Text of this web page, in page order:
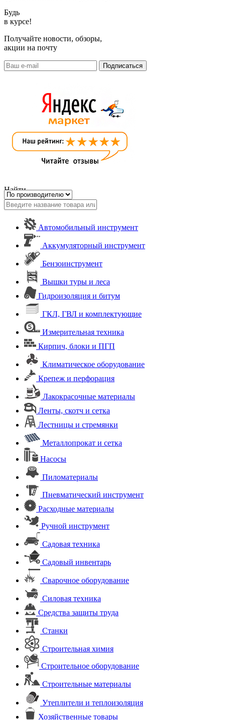
Будь
в курсе!
Получайте новости, обзоры,
акции на почту
Найти
Автомобильный инструмент
Аккумуляторный инструмент
Бензоинструмент
Вышки туры и леса
Гидроизоляция и битум
ГКЛ, ГВЛ и комплектующие
Измерительная техника
Кирпич, блоки и ПГП
Климатическое оборудование
Крепеж и перфорация
Лакокрасочные материалы
Ленты, скотч и сетка
Лестницы и стремянки
Металлопрокат и сетка
Насосы
Пиломатериалы
Пневматический инструмент
Расходные материалы
Ручной инструмент
Садовая техника
Садовый инвентарь
Сварочное оборудование
Силовая техника
Средства защиты труда
Станки
Строительная химия
Строительное оборудование
Строительные материалы
Утеплители и теплоизоляция
Хозяйственные товары